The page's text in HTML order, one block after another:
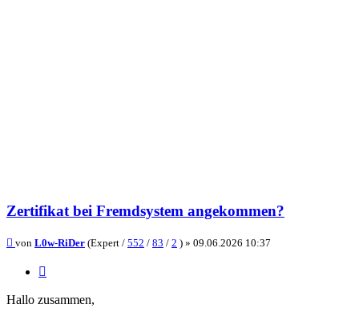
Zertifikat bei Fremdsystem angekommen?
Beitrag
von L0w-RiDer (Expert / 552 / 83 / 2 ) » 09.06.2026 10:37
Hallo zusammen,